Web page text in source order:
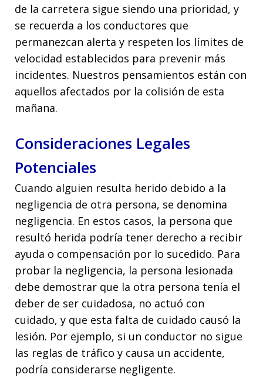
de la carretera sigue siendo una prioridad, y
se recuerda a los conductores que
permanezcan alerta y respeten los límites de
velocidad establecidos para prevenir más
incidentes. Nuestros pensamientos están con
aquellos afectados por la colisión de esta
mañana.
Consideraciones Legales
Potenciales
Cuando alguien resulta herido debido a la
negligencia de otra persona, se denomina
negligencia. En estos casos, la persona que
resultó herida podría tener derecho a recibir
ayuda o compensación por lo sucedido. Para
probar la negligencia, la persona lesionada
debe demostrar que la otra persona tenía el
deber de ser cuidadosa, no actuó con
cuidado, y que esta falta de cuidado causó la
lesión. Por ejemplo, si un conductor no sigue
las reglas de tráfico y causa un accidente,
podría considerarse negligente.